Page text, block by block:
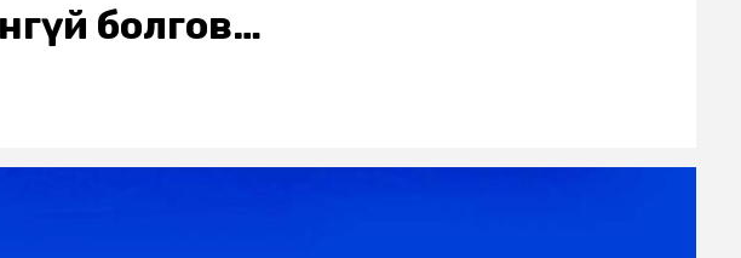
болгов…